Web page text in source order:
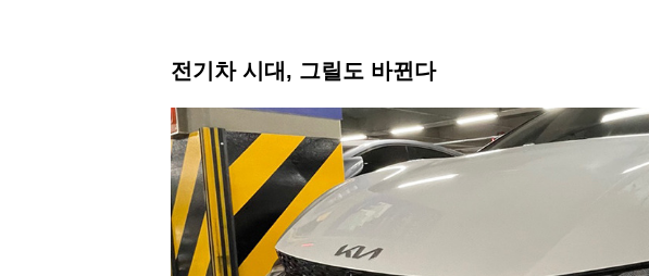
전기차 시대, 그릴도 바뀐다